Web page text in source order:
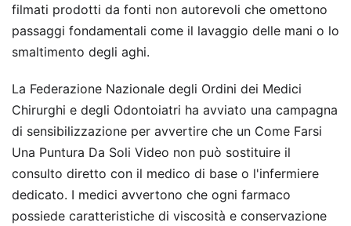
filmati prodotti da fonti non autorevoli che omettono
passaggi fondamentali come il lavaggio delle mani o lo
smaltimento degli aghi.
La Federazione Nazionale degli Ordini dei Medici
Chirurghi e degli Odontoiatri ha avviato una campagna
di sensibilizzazione per avvertire che un Come Farsi
Una Puntura Da Soli Video non può sostituire il
consulto diretto con il medico di base o l'infermiere
dedicato. I medici avvertono che ogni farmaco
possiede caratteristiche di viscosità e conservazione